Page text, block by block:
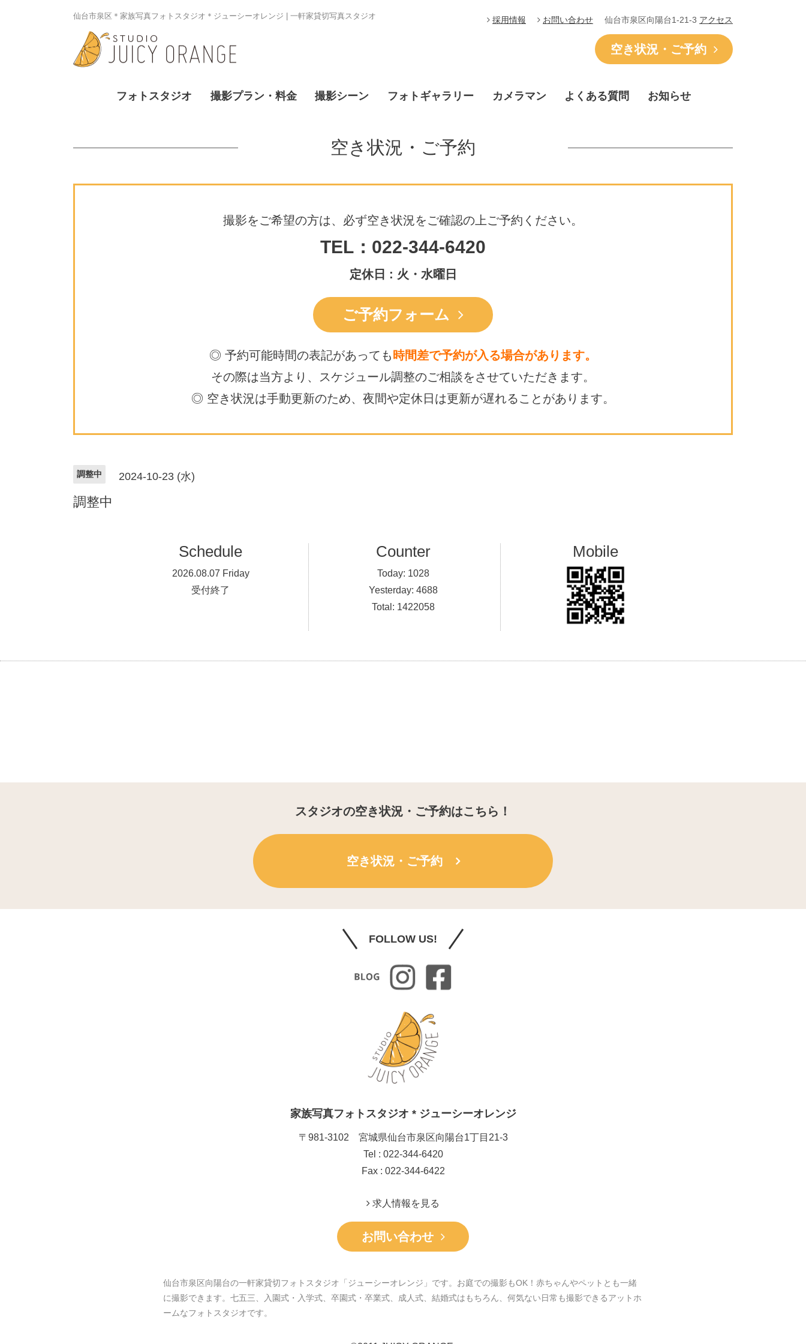
仙台市泉区＊家族写真フォトスタジオ＊ジューシーオレンジ | 一軒家貸切写真スタジオ 採用情報 お問い合わせ 仙台市泉区向陽台1-21-3 アクセス
空き状況・ご予約
フォトスタジオ 撮影プラン・料金 撮影シーン フォトギャラリー カメラマン よくある質問 お知らせ
空き状況・ご予約
撮影をご希望の方は、必ず空き状況をご確認の上ご予約ください。
TEL：022-344-6420
定休日 : 火・水曜日
ご予約フォーム
◎ 予約可能時間の表記があっても 時間差で予約が入る場合があります。
その際は当方より、スケジュール調整のご相談をさせていただきます。
◎ 空き状況は手動更新のため、 夜間や定休日は更新が遅れることがあります。
調整中 2024-10-23 (水)
調整中
Schedule
2026.08.07 Friday
受付終了
Counter
Today: 1028
Yesterday: 4688
Total: 1422058
Mobile
スタジオの空き状況・ご予約はこちら！
空き状況・ご予約
FOLLOW US!
家族写真フォトスタジオ * ジューシーオレンジ
〒981-3102 宮城県仙台市泉区向陽台1丁目21-3
Tel : 022-344-6420
Fax : 022-344-6422
求人情報を見る
お問い合わせ
仙台市泉区向陽台の一軒家貸切フォトスタジオ「ジューシーオレンジ」です。お庭での撮影もOK！赤ちゃんやペットとも一緒
に撮影できます。七五三、入園式・入学式、卒園式・卒業式、成人式、結婚式はもちろん、何気ない日常も撮影できるアットホ
ームなフォトスタジオです。